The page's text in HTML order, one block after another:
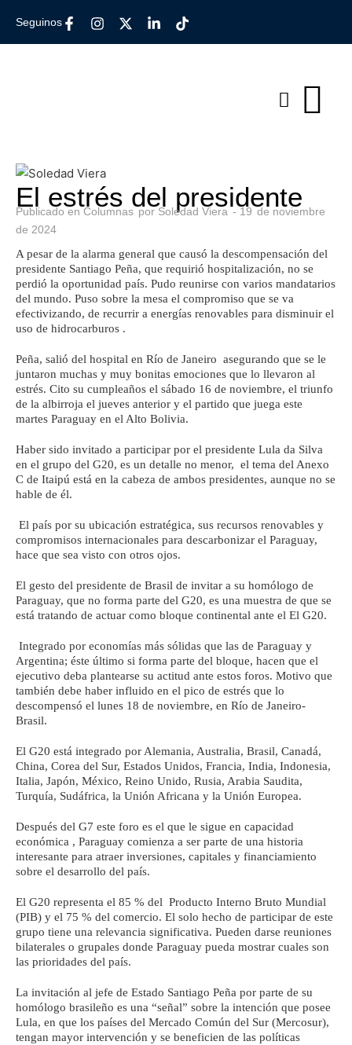
Seguinos
El estrés del presidente
Publicado en Columnas por Soledad Viera - 19 de noviembre
de 2024
A pesar de la alarma general que causó la descompensación del
presidente Santiago Peña, que requirió hospitalización, no se
perdió la oportunidad país. Pudo reunirse con varios mandatarios
del mundo. Puso sobre la mesa el compromiso que se va
efectivizando, de recurrir a energías renovables para disminuir el
uso de hidrocarburos .
Peña, salió del hospital en Río de Janeiro asegurando que se le
juntaron muchas y muy bonitas emociones que lo llevaron al
estrés. Cito su cumpleaños el sábado 16 de noviembre, el triunfo
de la albirroja el jueves anterior y el partido que juega este
martes Paraguay en el Alto Bolivia.
Haber sido invitado a participar por el presidente Lula da Silva
en el grupo del G20, es un detalle no menor, el tema del Anexo
C de Itaipú está en la cabeza de ambos presidentes, aunque no se
hable de él.
El país por su ubicación estratégica, sus recursos renovables y
compromisos internacionales para descarbonizar el Paraguay,
hace que sea visto con otros ojos.
El gesto del presidente de Brasil de invitar a su homólogo de
Paraguay, que no forma parte del G20, es una muestra de que se
está tratando de actuar como bloque continental ante el El G20.
Integrado por economías más sólidas que las de Paraguay y
Argentina; éste último si forma parte del bloque, hacen que el
ejecutivo deba plantearse su actitud ante estos foros. Motivo que
también debe haber influido en el pico de estrés que lo
descompensó el lunes 18 de noviembre, en Río de Janeiro-
Brasil.
El G20 está integrado por Alemania, Australia, Brasil, Canadá,
China, Corea del Sur, Estados Unidos, Francia, India, Indonesia,
Italia, Japón, México, Reino Unido, Rusia, Arabia Saudita,
Turquía, Sudáfrica, la Unión Africana y la Unión Europea.
Después del G7 este foro es el que le sigue en capacidad
económica , Paraguay comienza a ser parte de una historia
interesante para atraer inversiones, capitales y financiamiento
sobre el desarrollo del país.
El G20 representa el 85 % del Producto Interno Bruto Mundial
(PIB) y el 75 % del comercio. El solo hecho de participar de este
grupo tiene una relevancia significativa. Pueden darse reuniones
bilaterales o grupales donde Paraguay pueda mostrar cuales son
las prioridades del país.
La invitación al jefe de Estado Santiago Peña por parte de su
homólogo brasileño es una “señal” sobre la intención que posee
Lula, en que los países del Mercado Común del Sur (Mercosur),
tengan mayor intervención y se beneficien de las políticas